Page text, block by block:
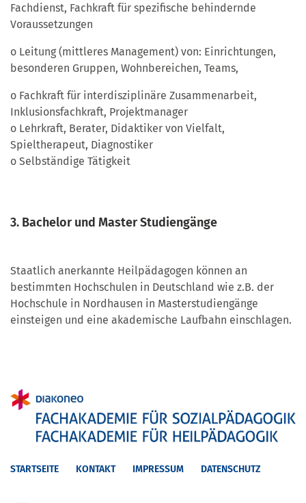
Fachdienst, Fachkraft für spezifische behindernde
Voraussetzungen
o Leitung (mittleres Management) von: Einrichtungen,
besonderen Gruppen, Wohnbereichen, Teams,
o Fachkraft für interdisziplinäre Zusammenarbeit,
Inklusionsfachkraft, Projektmanager
o Lehrkraft, Berater, Didaktiker von Vielfalt,
Spieltherapeut, Diagnostiker
o Selbständige Tätigkeit
3. Bachelor und Master Studiengänge
Staatlich anerkannte Heilpädagogen können an
bestimmten Hochschulen in Deutschland wie z.B. der
Hochschule in Nordhausen in Masterstudiengänge
einsteigen und eine akademische Laufbahn einschlagen.
STARTSEITE KONTAKT IMPRESSUM DATENSCHUTZ